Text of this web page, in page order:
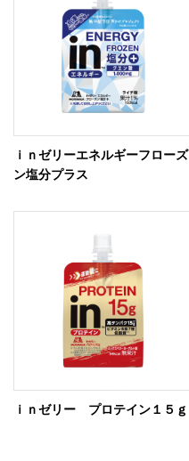
ｉｎゼリーエネルギーフローズ
ン塩分プラス
ｉｎゼリー プロテイン１５ｇ